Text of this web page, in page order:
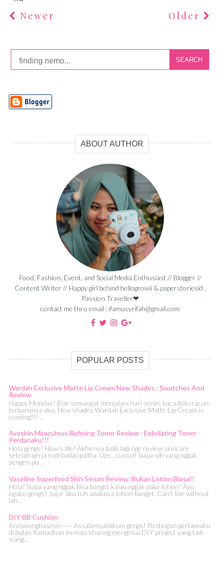
Newer Older
SEARCH
ABOUT AUTHOR
Food, Fashion, Event, and Social Media Enthusiast // Blogger //
Content Writer // Happy girl behind hellogrowii & paperstoriesid .
Passion Traveller❤
contact me thru email : ifamusyrifah@gmail.com
POPULAR POSTS
Wardah Exclusive Matte Lip Cream New Shades : Swatches And
Review
Happy Monday! Biar semangat menjalani hari senin, baca dulu racun
terbarunya aku. New shades Wardah Exclusive Matte Lip Cream is
comiing!!! ...
Avoskin Miraculous Refining Toner Review : Exfoliating Toner
Perdanaku!!!
Hola gengs! How’s life? Akhirnya balik lagi nge review skincare
setelah qerja rodi badai qudha. Ups…curcol! Siapa sih yang nggak
pengen pu...
Vaseline Superfood Skin Serum Review: Bukan Lotion Biasa!!
Hola! Siapa yang nggak bisa banget kalau nggak pake lotion? Ayo
ngaku gengs! Jujur aku tuh anaknya lotion banget. Can’t live without
lah...
DIY BB Cushion
Annyeonghaseyo~~~ Assalamualaikum gengs! Postingan pertamaku
di bulan Ramadhan ini mau sharing mengenai DIY project yang tadi
siang...